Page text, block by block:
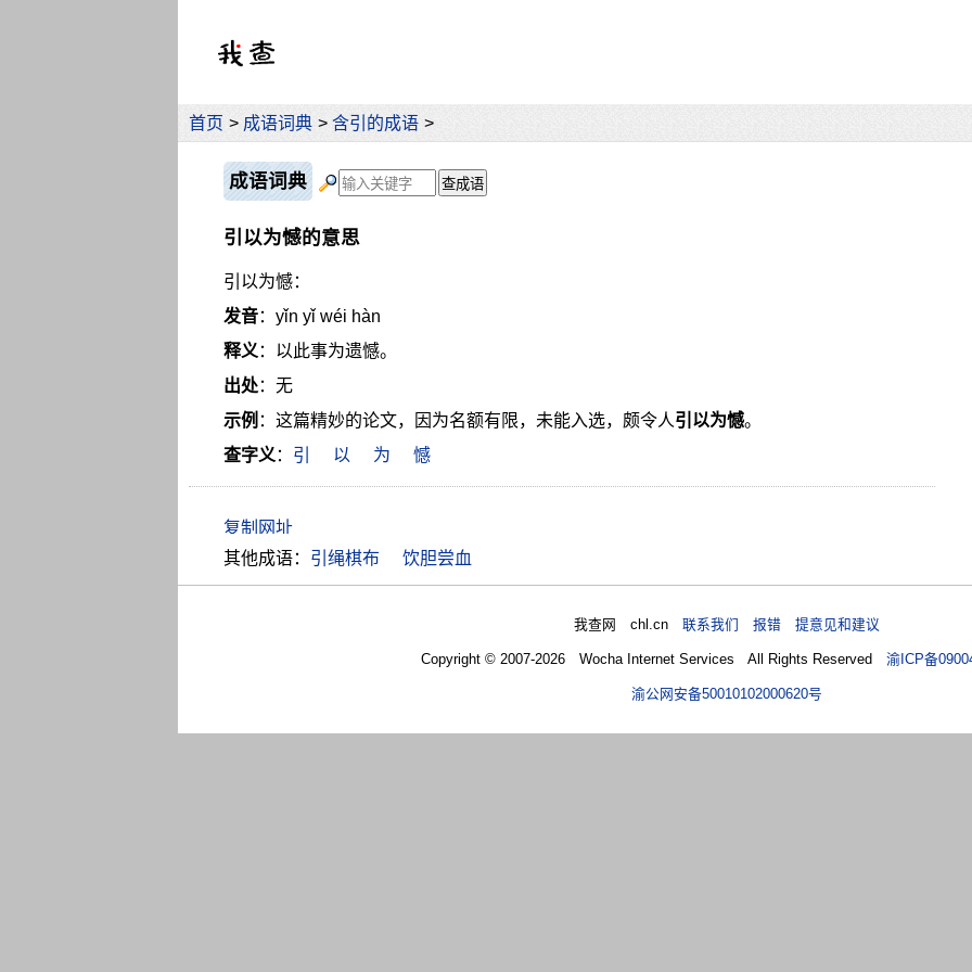
首页 > 成语词典 > 含引的成语 >
成语词典
引以为憾的意思
引以为憾：
发音：yǐn yǐ wéi hàn
释义：以此事为遗憾。
出处：无
示例 ：这篇精妙的论文，因为名额有限，未能入选，颇令人引以为憾。
查字义： 引 以 为 憾
其他成语： 引绳棋布 饮胆尝血
我查网 chl.cn联系我们 报错 提意见和建议
Copyright © 2007-2026 Wocha Internet Services All Rights Reserved渝ICP备
渝公网安备50010102000620号